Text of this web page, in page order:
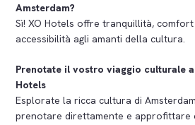
Amsterdam?
Sì! XO Hotels offre tranquillità,
accessibilità agli amanti della cultura.
Prenotate il vostro viaggio culturale
Hotels
Esplorate la ricca cultura di
prenotare direttamente e approfittare